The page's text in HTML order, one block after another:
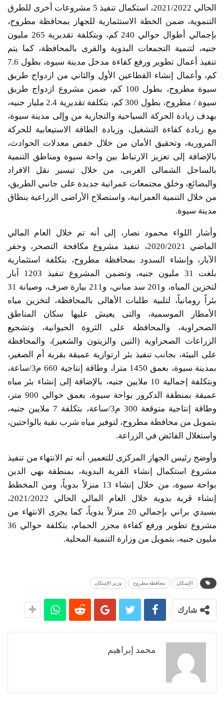
الحالي 2021/2022، استكمال تنفيذ 5 مشروعات أخرى للطرق
التنموية، ضمن الخطة الاستثمارية للجهاز بمحافظة مطروح،
بإجمالي أطوال حوالي 240 كم، وبتكلفة تقديرية 265 مليون
جنيه، لتنمية التجمعات البدوية والقرى بالمحافظة، كما يتم
تنفيذ أعمال تطوير ورفع كفاءة مدخل مدينة سيوة، بطول 7.6
كم، وأعمال إنشاء القطاعين الأول والثاني من ازدواج طريق
سيوة مطروح، بطول 100 كم، ضمن مشروع ازدواج طريق
سيوة / مطروح، بطول 300 كم، بتكلفة تقديرية 2.4 مليار جنيه،
بهدف زيادة الحركة السياحية والتجارية من وإلى مدينة سيوة،
مع زيادة كفاءة التشغيل، وزيادة الطاقة الاستيعابية للحركة
المرورية، وتحقيق الأمان من خلال خفض معدلات الحوادث،
بالإضافة إلى تعزيز الارتباط بين واحة سيوة ومناطق التنمية
بالساحل الشمالى الغربى، من خلال تيسير نقل الافراد
والبضائع، وخلق مجتمعات عمرانية جديدة على جانبي الطريق،
من خلال التنمية العمرانية، واستصلاح الأراضى الزراعية بنطاق
مدينة سيوة.
وأشار اللواء محمود نصار، إلى أنه تم خلال العام المالي
الماضي 2020/2021، تنفيذ مشروع مكافحة التصحر، وحفر
الآبار، وإنشاء السدود بمحافظة مطروح، بتكلفة استثمارية
بلغت 31 مليون جنيه، وتضمن المشروع تنفيذ 1203 آبار
لتخزين المياه، و201 سد مباني، و211 بيارة صرف، وصيانة 31
بئراً رومانياً، لتلبية طلبات الأهالى بالمحافظة، لتخزين مياه
الأمطار الموسمية، والتى يعيش عليها سكان المناطق
الصحراوية، والمحافظة على الثروة الحيوانية، وتشجيع
الزراعات الصحراوية (التين والزيتون والشعير)، والمحافظة
على البيئة، بجانب تنفيذ بئر ارتوازية عميقة بقرية أم الصغير،
بمدينة سيوة، بعمق 1450 مترا، وطاقة إنتاجية 660 م3/ساعة،
وبتكلفة إجمالية 10 ملايين جنيه، بالإضافة إلى إنشاء بئر مياه
عميقة بمنطقة الدكرور بواحة سيوة، بعمق حوالي 900 متر،
وطاقة إنتاجية متوقعة 300 م3/ساعة، بتكلفة 7 ملايين جنيه،
بتمويل من محافظة مطروح، لتوفير مياه شرب نقية بالواحتين،
واستغلال الفائض في الزراعة.
وأوضح رئيس الجهاز المركزى للتعمير، أنه تم الانتهاء من تنفيذ
مشروع استكمال إنشاء القرية البدوية، بمنطقة بهي الدين
بواحة سيوة، من خلال إنشاء 13 منزلاً بدوياً، ومن المخطط
إنشاء قرية بدوية خلال العام المالي الحالي 2021/2022،
بسيدي براني بإجمالي 20 منزلاً بدوياً، كما يجرى الانتهاء من
مشروع تطوير ورفع كفاءة مجزر الحمام، بتكلفة حوالي 36
مليون جنيه، بتمويل من وزارة التنمية المحلية.
الإسكان محافظة مطروح وزير الإسكان
شارك
محمد إبراهيم